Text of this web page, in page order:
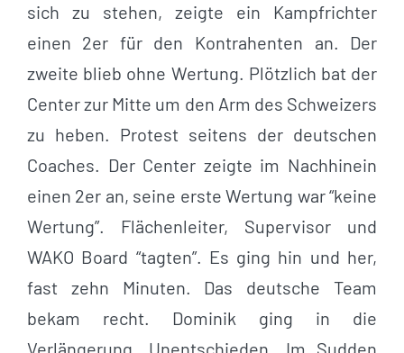
sich zu stehen, zeigte ein Kampfrichter
einen 2er für den Kontrahenten an. Der
zweite blieb ohne Wertung. Plötzlich bat der
Center zur Mitte um den Arm des Schweizers
zu heben. Protest seitens der deutschen
Coaches. Der Center zeigte im Nachhinein
einen 2er an, seine erste Wertung war “keine
Wertung”. Flächenleiter, Supervisor und
WAKO Board “tagten”. Es ging hin und her,
fast zehn Minuten. Das deutsche Team
bekam recht. Dominik ging in die
Verlängerung. Unentschieden. Im Sudden